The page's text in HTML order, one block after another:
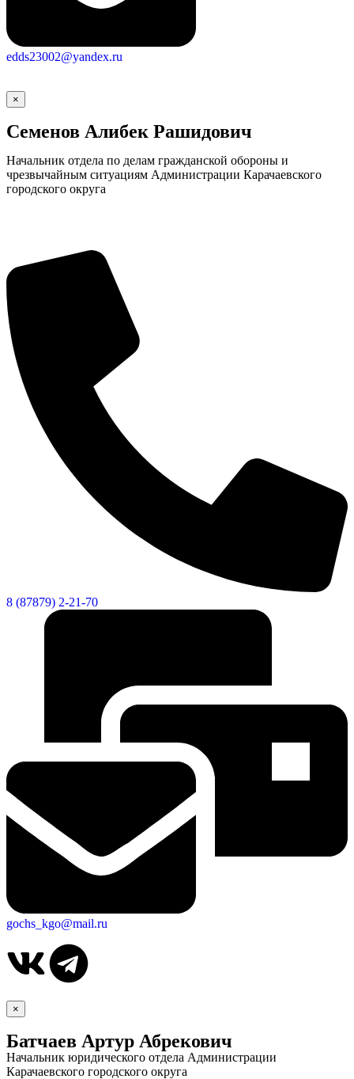
edds23002@yandex.ru
×
Семенов Алибек Рашидович
Начальник отдела по делам гражданской обороны и
чрезвычайным ситуациям Администрации Карачаевского
городского округа
8 (87879) 2-21-70
gochs_kgo@mail.ru
×
Батчаев Артур Абрекович
Начальник юридического отдела Администрации
Карачаевского городского округа